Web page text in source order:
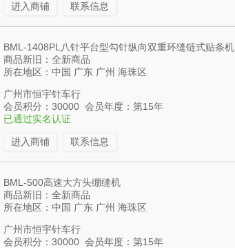
进入商铺 联系信息
BML-1408PL八针平台型勾针纵向双重环缝链式贴条机
商品新旧：全新商品
所在地区：中国 广东 广州 海珠区
广州市恒宇针车行
会员积分：30000 会员年度：第15年
已通过实名认证
进入商铺 联系信息
BML-500高速大方头绷缝机
商品新旧：全新商品
所在地区：中国 广东 广州 海珠区
广州市恒宇针车行
会员积分：30000 会员年度：第15年